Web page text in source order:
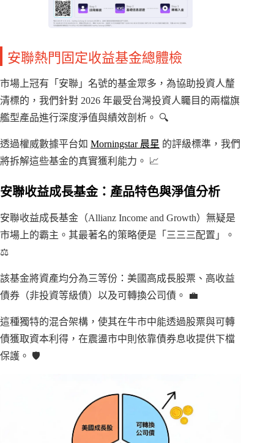
安聯熱門固定收益基金總體檢
市場上冠有「安聯」名號的基金眾多，為協助投資人釐
清標的，我們針對 2026 年最受台灣投資人矚目的兩檔旗
艦型產品進行深度淨值與績效剖析。 🔍
透過權威數據平台如 Morningstar 晨星 的評級標準，我們
將拆解這些基金的真實獲利能力。 📈
安聯收益成長基金：產品特色與淨值分析
安聯收益成長基金（Allianz Income and Growth）無疑是
市場上的霸主。其最著名的策略便是「三三三配置」。
⚖️
該基金將資產均分為三等份：美國高成長股票、高收益
債券（非投資等級債）以及可轉換公司債。 💼
這種獨特的混合架構，使其在牛市中能透過股票與可轉
債獲取資本利得，在震盪市中則依靠債券息收提供下檔
保護。 🛡️